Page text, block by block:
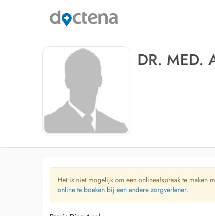
DR. MED.
Het is niet mogelijk om een onlineafspraak te maken
online te boeken bij een andere zorgverlener.